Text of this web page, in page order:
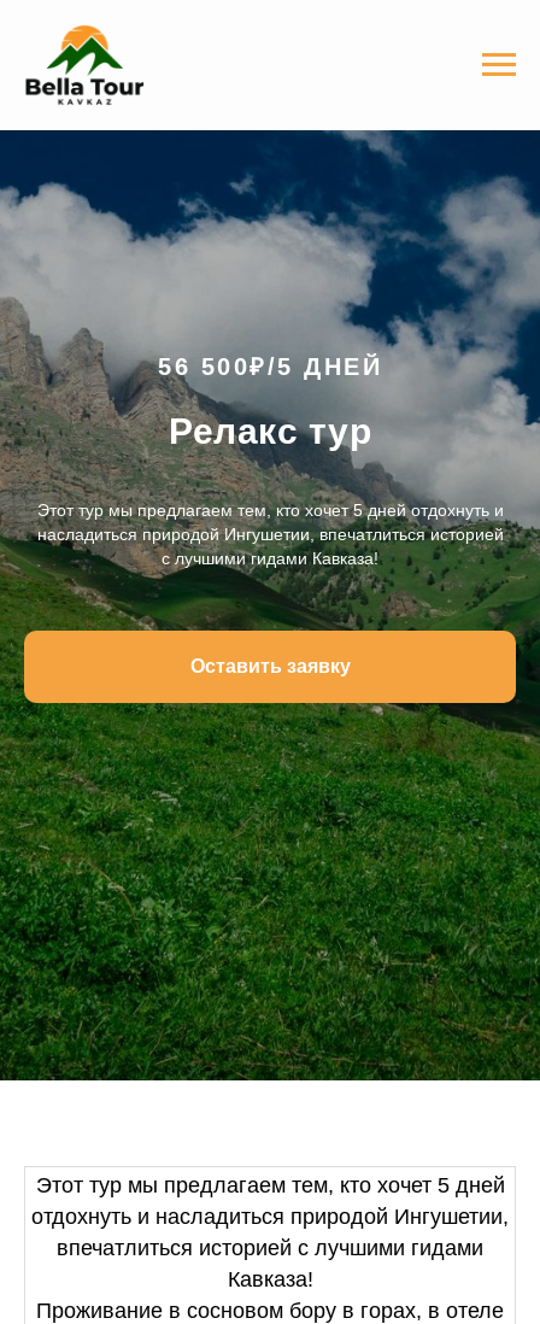
56 500₽/5 ДНЕЙ
Релакс тур
Этот тур мы предлагаем тем, кто хочет 5 дней отдохнуть и
насладиться природой Ингушетии, впечатлиться историей
с лучшими гидами Кавказа!
Оставить заявку
Этот тур мы предлагаем тем, кто хочет 5 дней
отдохнуть и насладиться природой Ингушетии,
впечатлиться историей с лучшими гидами
Кавказа!
Проживание в сосновом бору в горах, в отеле